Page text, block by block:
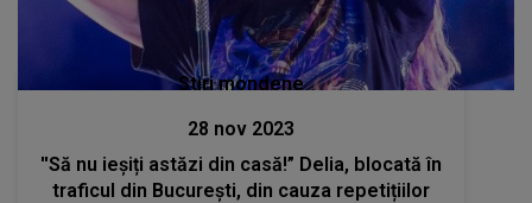
Stiri mondene
28 nov 2023
''Să nu ieșiți astăzi din casă!” Delia, blocată în
traficul din București, din cauza repetițiilor